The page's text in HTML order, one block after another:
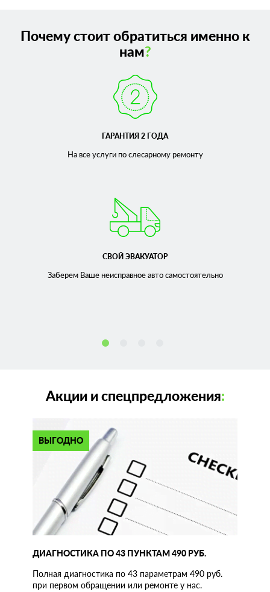
Почему стоит обратиться именно к
нам?
ГАРАНТИЯ 2 ГОДА
На все услуги по слесарномуремонту
СВОЙ ЭВАКУАТОР
Заберем Ваше неисправноеавто самостоятельно
Акции и спецпредложения:
ВЫГОДНО
ДИАГНОСТИКА ПО 43 ПУНКТАМ 490 РУБ.
Полная диагностика по 43 параметрам 490 руб.
при первом обращении или ремонте у нас.